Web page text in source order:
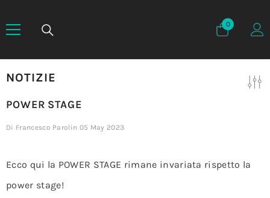
0
0
elementi
NOTIZIE
POWER STAGE
Di Francesco Parolin 05 May 2023
Ecco qui la POWER STAGE rimane invariata rispetto la
power stage!